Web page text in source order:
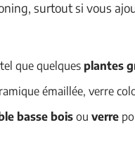
surtout si vous
que quelques plantes
émaillée, verre
basse bois ou verre